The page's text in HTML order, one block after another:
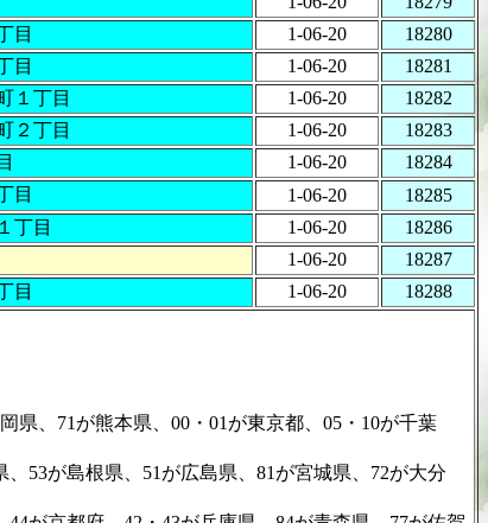
目 1-06-20
18280
目 1-06-20
18281
１丁目 1-06-20
18282
２丁目 1-06-20
18283
1-06-20
18284
目 1-06-20
18285
丁目 1-06-20
18286
1-06-20
18287
目 1-06-20
18288
熊本県、00・01が東京都、05・10が千葉
根県、51が広島県、81が宮城県、72が大分